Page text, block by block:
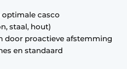
casco
staal, hout)
door proactieve afstemming
en standaard